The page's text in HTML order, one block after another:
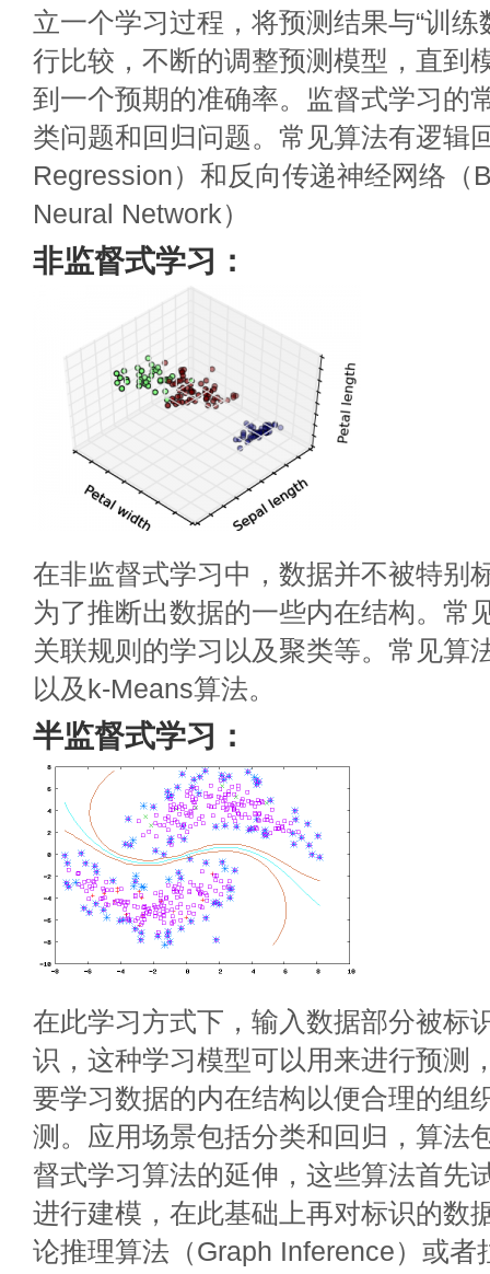
立一个学习过程，将预测结果与“训练
行比较，不断的调整预测模型，直到
到一个预期的准确率。监督式学习的
类问题和回归问题。常见算法有逻辑
Regression）和反向传递神经网络（
Neural Network）
非监督式学习：
在非监督式学习中，数据并不被特别
为了推断出数据的一些内在结构。常
关联规则的学习以及聚类等。常见算
以及k-Means算法。
半监督式学习：
在此学习方式下，输入数据部分被标
识，这种学习模型可以用来进行预测
要学习数据的内在结构以便合理的组
测。应用场景包括分类和回归，算法
督式学习算法的延伸，这些算法首先
进行建模，在此基础上再对标识的数
论推理算法（Graph Inference）或者